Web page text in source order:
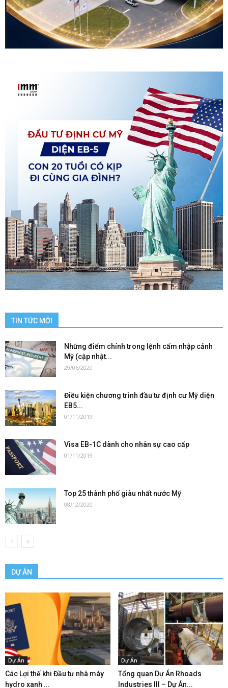
TIN TỨC MỚI
Những điểm chính trong lệnh cấm nhập cảnh
Mỹ (cập nhật...
29/06/2020
Điều kiện chương trình đầu tư định cư Mỹ diện
EB5...
01/11/2019
Visa EB-1C dành cho nhân sự cao cấp
01/11/2019
Top 25 thành phố giàu nhất nước Mỹ
08/12/2020
DỰ ÁN
Dự Án
Các Lợi thế khi Đầu tư nhà máy
hydro xanh ...
Dự Án
Tổng quan Dự Án Rhoads
Industries III – Dự Án...